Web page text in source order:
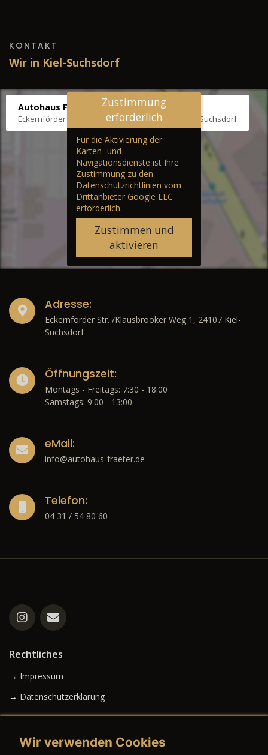
KONTAKT
Wir in Kiel-Suchsdorf
Autohaus Fräter
Eckernförder Str. /Klausbrooker Weg 1, 24107 Kiel-Suchsdorf
Zustimmung
erforderlich
Für die Aktivierung der
Karten- und
Navigationsdienste ist Ihre
Zustimmung zu den
Datenschutzrichtlinien vom
Drittanbieter Google LLC
erforderlich.
Zustimmen und
aktivieren
Adresse:
Eckernförder Str. /Klausbrooker Weg 1, 24107 Kiel-
Suchsdorf
Öffnungszeit:
Montags - Freitags: 7:30 - 18:00
Samstags: 9:00 - 13:00
eMail:
info@autohaus-fraeter.de
Telefon:
04 31 / 54 80 60
Rechtliches
→ Impressum
→ Datenschutzerklärung
Wir verwenden Cookies